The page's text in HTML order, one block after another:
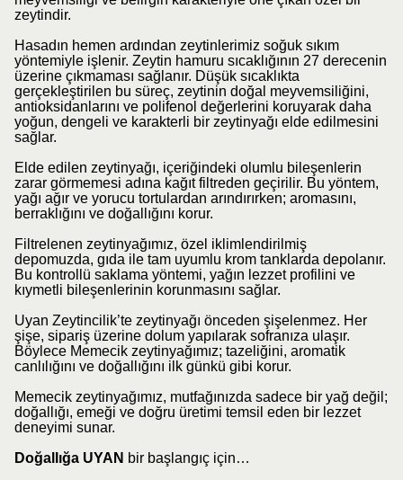
zeytindir.
Hasadın hemen ardından zeytinlerimiz soğuk sıkım
yöntemiyle işlenir. Zeytin hamuru sıcaklığının 27 derecenin
üzerine çıkmaması sağlanır. Düşük sıcaklıkta
gerçekleştirilen bu süreç, zeytinin doğal meyvemsiliğini,
antioksidanlarını ve polifenol değerlerini koruyarak daha
yoğun, dengeli ve karakterli bir zeytinyağı elde edilmesini
sağlar.
Elde edilen zeytinyağı, içeriğindeki olumlu bileşenlerin
zarar görmemesi adına kağıt filtreden geçirilir. Bu yöntem,
yağı ağır ve yorucu tortulardan arındırırken; aromasını,
berraklığını ve doğallığını korur.
Filtrelenen zeytinyağımız, özel iklimlendirilmiş
depomuzda, gıda ile tam uyumlu krom tanklarda depolanır.
Bu kontrollü saklama yöntemi, yağın lezzet profilini ve
kıymetli bileşenlerinin korunmasını sağlar.
Uyan Zeytincilik’te zeytinyağı önceden şişelenmez. Her
şişe, sipariş üzerine dolum yapılarak sofranıza ulaşır.
Böylece Memecik zeytinyağımız; tazeliğini, aromatik
canlılığını ve doğallığını ilk günkü gibi korur.
Memecik zeytinyağımız, mutfağınızda sadece bir yağ değil;
doğallığı, emeği ve doğru üretimi temsil eden bir lezzet
deneyimi sunar.
Doğallığa UYAN bir başlangıç için…